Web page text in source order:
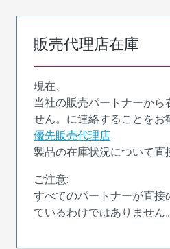
販売代理店在庫
現在、
当社の販売パートナーから
せん。に連絡することをお
優先販売代理店
製品の在庫状況について直
ご注意:
すべてのパートナーが直接
ているわけではありません。